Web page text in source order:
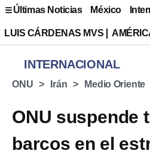
Últimas Noticias México
LUIS CÁRDENAS MVS
INTERNACIONAL
ONU Irán Medio Oriente
ONU suspende
barcos en el